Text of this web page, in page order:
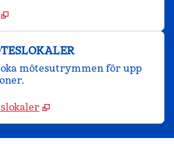
mötesutrymmen för upp